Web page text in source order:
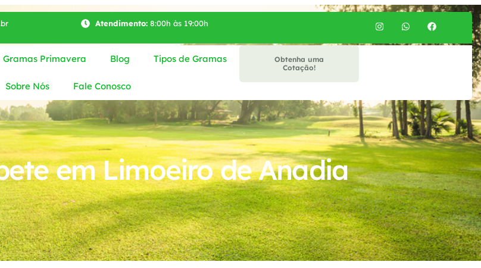
Atendimento:8:00h às 19:00h
Gramas Primavera Blog Tipos de Gramas
Sobre Nós Fale Conosco
Obtenha uma
Cotação!
em Limoeiro de Anadia